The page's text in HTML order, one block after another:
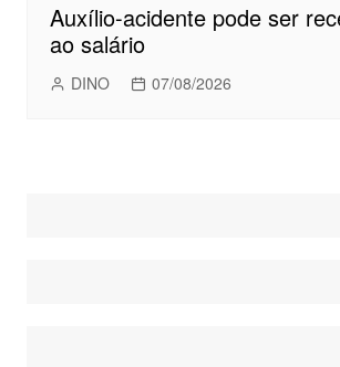
Auxílio-acidente pode ser
ao salário
DINO 07/08/2026